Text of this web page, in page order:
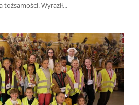
Wyraził...